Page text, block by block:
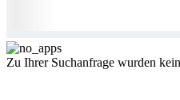
Zu Ihrer Suchanfrage wurden